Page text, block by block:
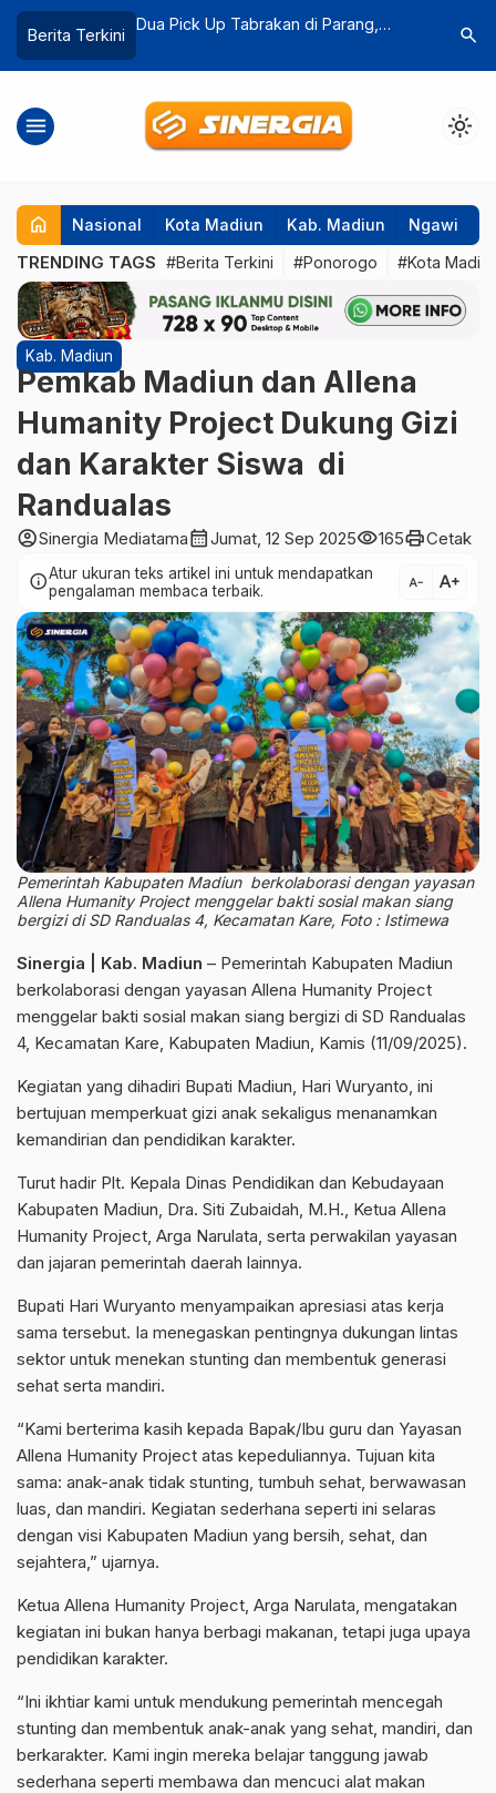
Berita Terkini
Retakan Tanah Sepanjang 500 Meter
Dagangan, Madiun
Target
search
menu light_mode
home Nasional Kota Madiun Kab. Madiun Ngawi
TRENDING TAGS #Berita Terkini #Ponorogo #Kota
Kab. Madiun
Pemkab Madiun dan Allena
Humanity Project Dukung Gizi
dan Karakter Siswa di
Randualas
account_circleSinergia Mediatamacalendar_monthJumat, 12 Sep 2025visibility165printCetak
infoAtur ukuran teks artikel ini untuk mendapatkan
pengalaman membaca terbaik.
text_decrease text_increase
Pemerintah Kabupaten Madiun berkolaborasi dengan yayasan
Allena Humanity Project menggelar bakti sosial makan siang
bergizi di SD Randualas 4, Kecamatan Kare, Foto : Istimewa
Sinergia | Kab. Madiun – Pemerintah Kabupaten Madiun
berkolaborasi dengan yayasan Allena Humanity Project
menggelar bakti sosial makan siang bergizi di SD Randualas
4, Kecamatan Kare, Kabupaten Madiun, Kamis (11/09/2025).
Kegiatan yang dihadiri Bupati Madiun, Hari Wuryanto, ini
bertujuan memperkuat gizi anak sekaligus menanamkan
kemandirian dan pendidikan karakter.
Turut hadir Plt. Kepala Dinas Pendidikan dan Kebudayaan
Kabupaten Madiun, Dra. Siti Zubaidah, M.H., Ketua Allena
Humanity Project, Arga Narulata, serta perwakilan yayasan
dan jajaran pemerintah daerah lainnya.
Bupati Hari Wuryanto menyampaikan apresiasi atas kerja
sama tersebut. Ia menegaskan pentingnya dukungan lintas
sektor untuk menekan stunting dan membentuk generasi
sehat serta mandiri.
“Kami berterima kasih kepada Bapak/Ibu guru dan Yayasan
Allena Humanity Project atas kepeduliannya. Tujuan kita
sama: anak-anak tidak stunting, tumbuh sehat, berwawasan
luas, dan mandiri. Kegiatan sederhana seperti ini selaras
dengan visi Kabupaten Madiun yang bersih, sehat, dan
sejahtera,” ujarnya.
Ketua Allena Humanity Project, Arga Narulata, mengatakan
kegiatan ini bukan hanya berbagi makanan, tetapi juga upaya
pendidikan karakter.
“Ini ikhtiar kami untuk mendukung pemerintah mencegah
stunting dan membentuk anak-anak yang sehat, mandiri, dan
berkarakter. Kami ingin mereka belajar tanggung jawab
sederhana seperti membawa dan mencuci alat makan